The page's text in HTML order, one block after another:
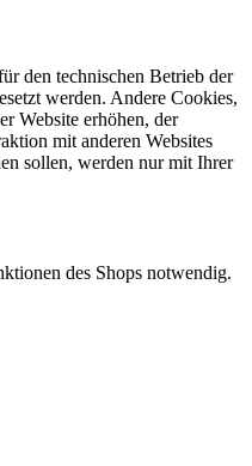
den technischen Betrieb der
werden. Andere Cookies,
Website erhöhen, der
mit anderen Websites
sollen, werden nur mit Ihrer
des Shops notwendig.